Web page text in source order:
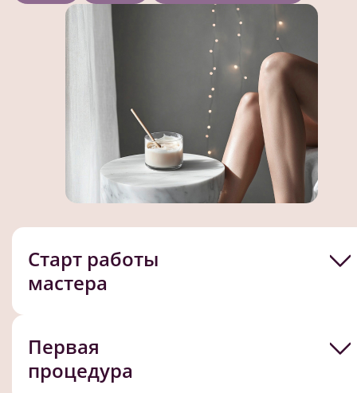
Старт работы
мастера
Первая
процедура